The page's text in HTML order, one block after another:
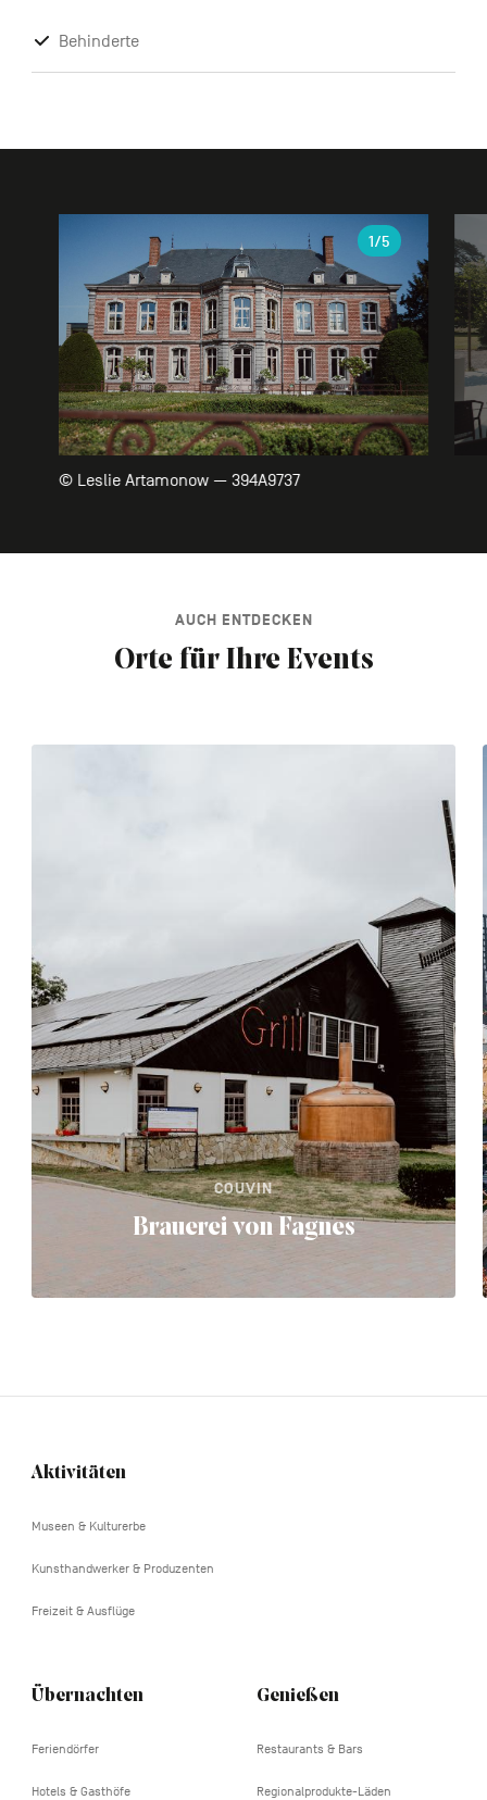
Behinderte
© Leslie Artamonow — 394A9737
1/5
AUCH ENTDECKEN
Orte für Ihre Events
COUVIN
Brauerei von Fagnes
Navigation
Aktivitäten
Museen & Kulturerbe
Kunsthandwerker & Produzenten
Freizeit & Ausflüge
Übernachten
Feriendörfer
Hotels & Gasthöfe
Genießen
Restaurants & Bars
Regionalprodukte-Läden